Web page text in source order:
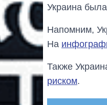
Украина
Напомним,
На
Также
риском.